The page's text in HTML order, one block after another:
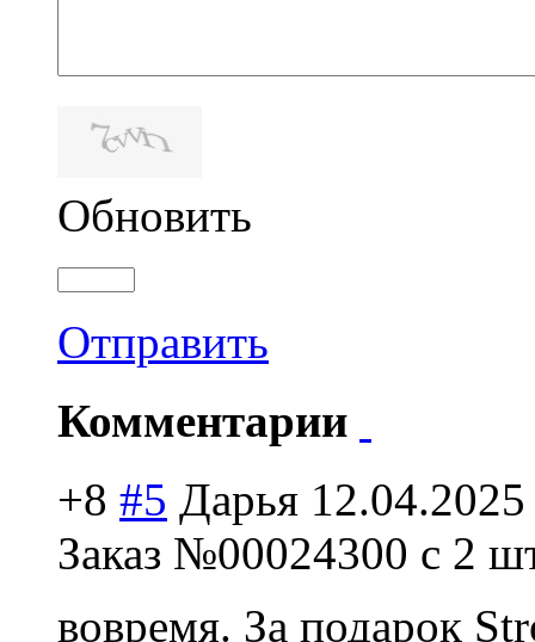
Обновить
Отправить
Комментарии
+8 #5 Дарья
Заказ №00024300 с 2
вовремя. За подарок